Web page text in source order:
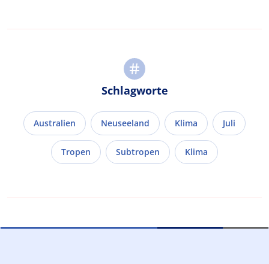
Schlagworte
Australien Neuseeland Klima Juli
Tropen Subtropen Klima